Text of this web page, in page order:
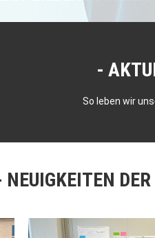
So leben wir
NEUIGKEITEN